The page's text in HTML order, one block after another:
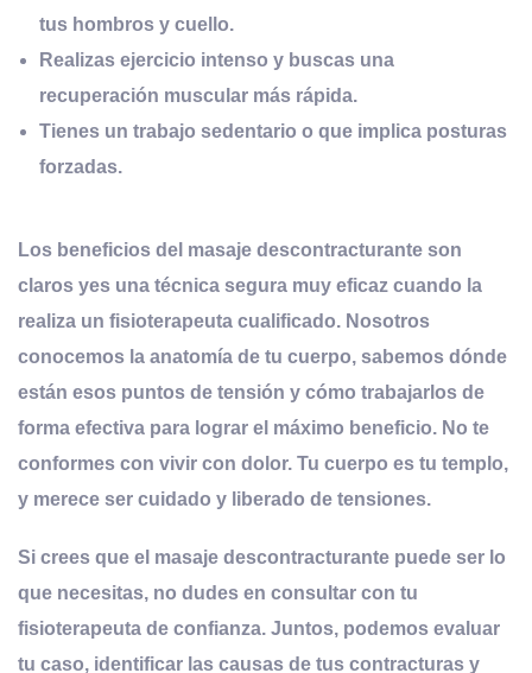
tus hombros y cuello.
Realizasejercicio intenso y buscas una
recuperación muscular más rápida.
Tienes untrabajo sedentario o que implica posturas
forzadas.
Los beneficios del masaje descontracturante son
claros yes una técnica segura muy eficaz cuando la
realiza un fisioterapeuta cualificado. Nosotros
conocemos la anatomía de tu cuerpo, sabemos dónde
están esos puntos de tensión y cómo trabajarlos de
forma efectiva para lograr el máximo beneficio. No te
conformes con vivir con dolor. Tu cuerpo es tu templo,
y merece ser cuidado y liberado de tensiones.
Si crees que el masaje descontracturante puede ser lo
que necesitas, no dudes en consultar con tu
fisioterapeuta de confianza. Juntos, podemos evaluar
tu caso, identificar las causas de tus contracturas y